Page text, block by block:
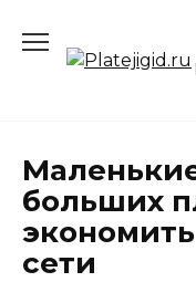
содержанию
больших
сети